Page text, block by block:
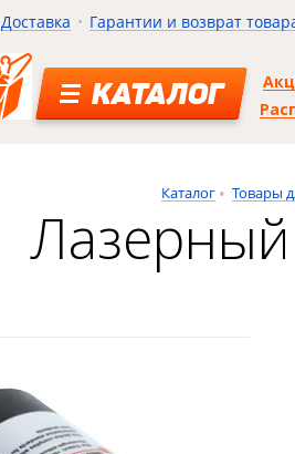
Доставка Гарантии и возврат
КАТАЛОГ
Каталог Товары
Лазерный